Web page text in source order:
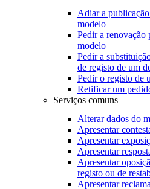
Adiar a
modelo
Pedir a renovação
modelo
Pedir a
de registo de um
Pedir o registo de
Retificar um
Serviços comuns
Alterar dados do
Apresentar
Apresentar
Apresentar
Apresentar
registo ou de
Apresentar